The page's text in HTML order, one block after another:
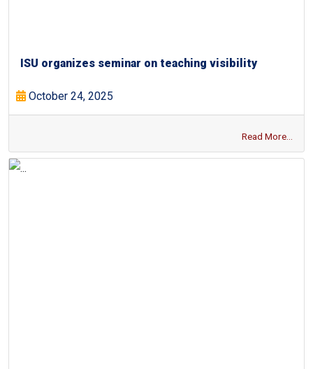
ISU organizes seminar on teaching visibility
October 24, 2025
Read More...